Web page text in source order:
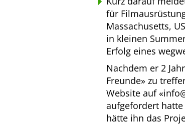
für
Massachusetts,
in kleinen
Erfolg eines
Nachdem er 2
Freunde zu
Website auf
aufgefordert
hätte ihn das